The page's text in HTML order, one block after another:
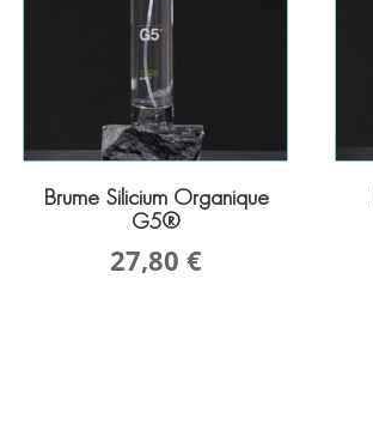
Brume Silicium Organique
G5®
27,80 €